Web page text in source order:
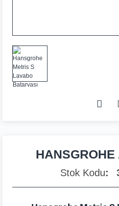
Stok Kodu